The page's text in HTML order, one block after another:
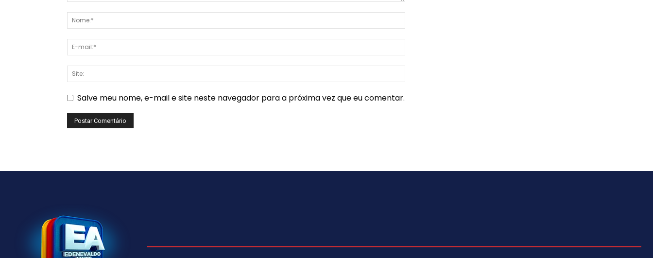
Salve meu nome, e-mail e site neste navegador para a próxima vez que eu comentar.